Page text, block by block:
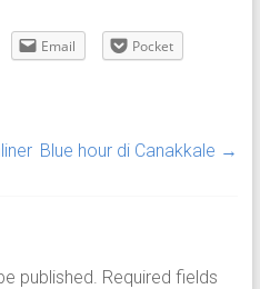
Email
Pocket
Blue hour di Canakkale →
published. Required fields